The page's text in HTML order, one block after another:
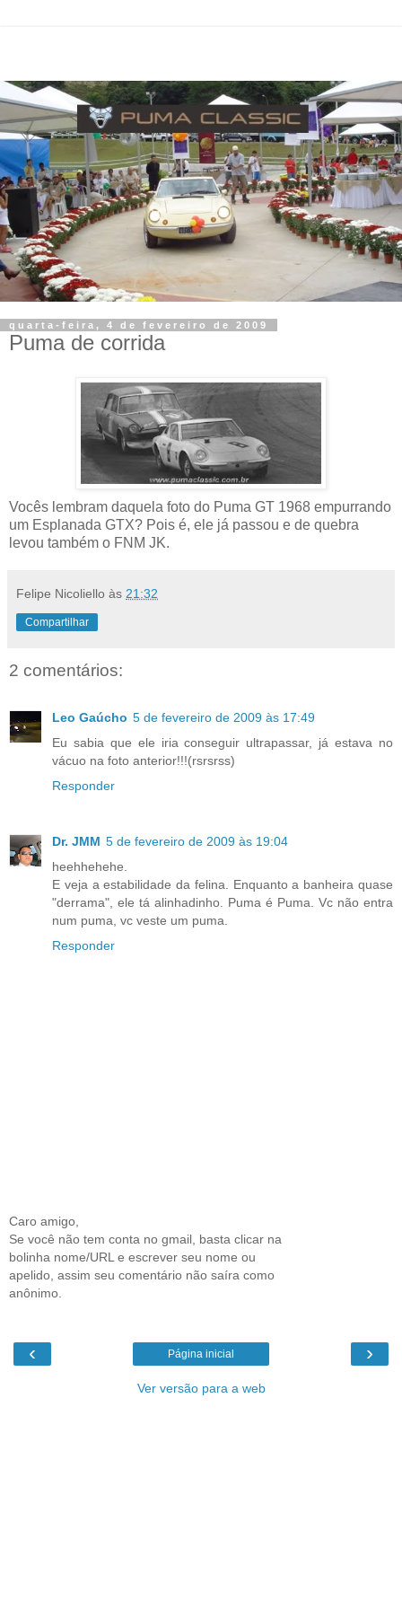
quarta-feira, 4 de fevereiro de 2009
Puma de corrida
Vocês lembram daquela foto do Puma GT 1968 empurrando
um Esplanada GTX? Pois é, ele já passou e de quebra
levou também o FNM JK.
Felipe Nicoliello às 21:32
Compartilhar
2 comentários:
Leo Gaúcho 5 de fevereiro de 2009 às 17:49
Eu sabia que ele iria conseguir ultrapassar, já estava no
vácuo na foto anterior!!!(rsrsrss)
Responder
Dr. JMM 5 de fevereiro de 2009 às 19:04
heehhehehe.
E veja a estabilidade da felina. Enquanto a banheira quase
"derrama", ele tá alinhadinho. Puma é Puma. Vc não entra
num puma, vc veste um puma.
Responder
Caro amigo,
Se você não tem conta no gmail, basta clicar na
bolinha nome/URL e escrever seu nome ou
apelido, assim seu comentário não saíra como
anônimo.
‹ ›
Página inicial
Ver versão para a web